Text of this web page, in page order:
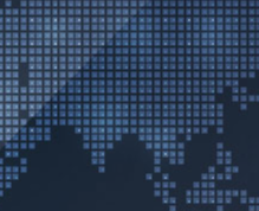
İçeriğe
atla